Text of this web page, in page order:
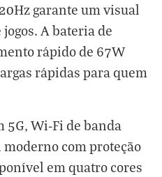
garante um visual
A bateria de
rápido de 67W
rápidas para quem
Wi-Fi de banda
moderno com proteção
em quatro cores